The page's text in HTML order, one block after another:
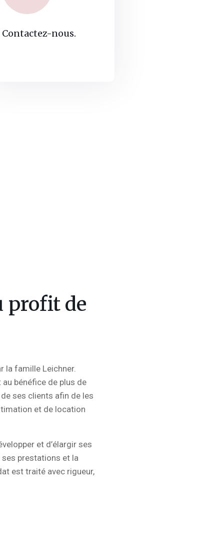
Contactez-nous.
profit de
la famille Leichner.
bénéfice de plus de
ses clients afin de les
et de location
et d’élargir ses
prestations et la
est traité avec rigueur,